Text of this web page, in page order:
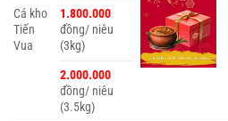
Cá kho
Tiến
Vua
1.800.000
đồng/ niêu
(3kg)
2.000.000
đồng/ niêu
(3.5kg)